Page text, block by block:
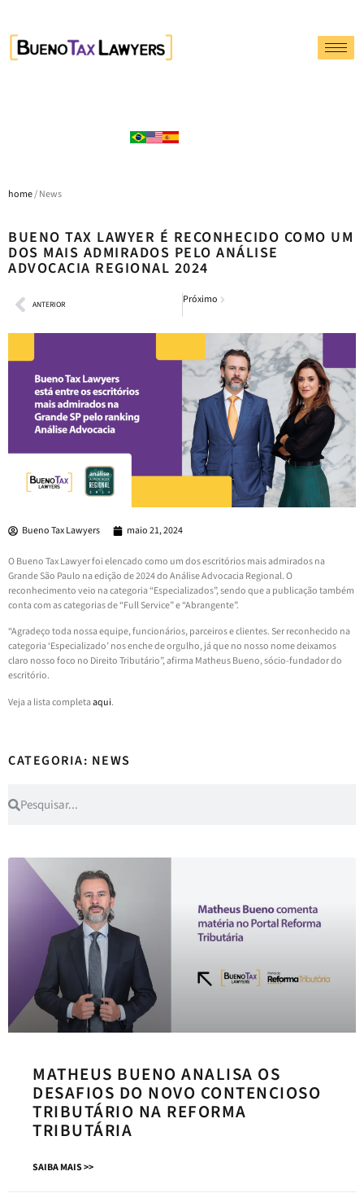
home/ News
BUENO TAX LAWYER É RECONHECIDO COMO UM
DOS MAIS ADMIRADOS PELO ANÁLISE
ADVOCACIA REGIONAL 2024
ANTERIOR Próximo
Bueno Tax Lawyers maio 21, 2024
O Bueno Tax Lawyer foi elencado como um dos escritórios mais admirados na
Grande São Paulo na edição de 2024 do Análise Advocacia Regional. O
reconhecimento veio na categoria “Especializados”, sendo que a publicação também
conta com as categorias de “Full Service” e “Abrangente”.
“Agradeço toda nossa equipe, funcionários, parceiros e clientes. Ser reconhecido na
categoria ‘Especializado’ nos enche de orgulho, já que no nosso nome deixamos
claro nosso foco no Direito Tributário”, afirma Matheus Bueno, sócio-fundador do
escritório.
Veja a lista completaaqui.
CATEGORIA: NEWS
MATHEUS BUENO ANALISA OS
DESAFIOS DO NOVO CONTENCIOSO
TRIBUTÁRIO NA REFORMA
TRIBUTÁRIA
SAIBA MAIS >>